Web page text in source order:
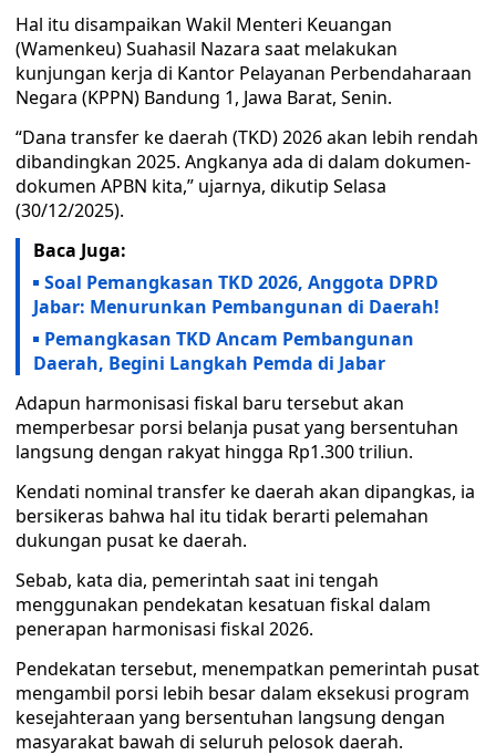
Hal itu disampaikan Wakil Menteri Keuangan
(Wamenkeu) Suahasil Nazara saat melakukan
kunjungan kerja di Kantor Pelayanan Perbendaharaan
Negara (KPPN) Bandung 1, Jawa Barat, Senin.
“Dana transfer ke daerah (TKD) 2026 akan lebih rendah
dibandingkan 2025. Angkanya ada di dalam dokumen-
dokumen APBN kita,” ujarnya, dikutip Selasa
(30/12/2025).
Baca Juga:
Soal Pemangkasan TKD 2026, Anggota DPRD
Jabar: Menurunkan Pembangunan di Daerah!
Pemangkasan TKD Ancam Pembangunan
Daerah, Begini Langkah Pemda di Jabar
Adapun harmonisasi fiskal baru tersebut akan
memperbesar porsi belanja pusat yang bersentuhan
langsung dengan rakyat hingga Rp1.300 triliun.
Kendati nominal transfer ke daerah akan dipangkas, ia
bersikeras bahwa hal itu tidak berarti pelemahan
dukungan pusat ke daerah.
Sebab, kata dia, pemerintah saat ini tengah
menggunakan pendekatan kesatuan fiskal dalam
penerapan harmonisasi fiskal 2026.
Pendekatan tersebut, menempatkan pemerintah pusat
mengambil porsi lebih besar dalam eksekusi program
kesejahteraan yang bersentuhan langsung dengan
masyarakat bawah di seluruh pelosok daerah.